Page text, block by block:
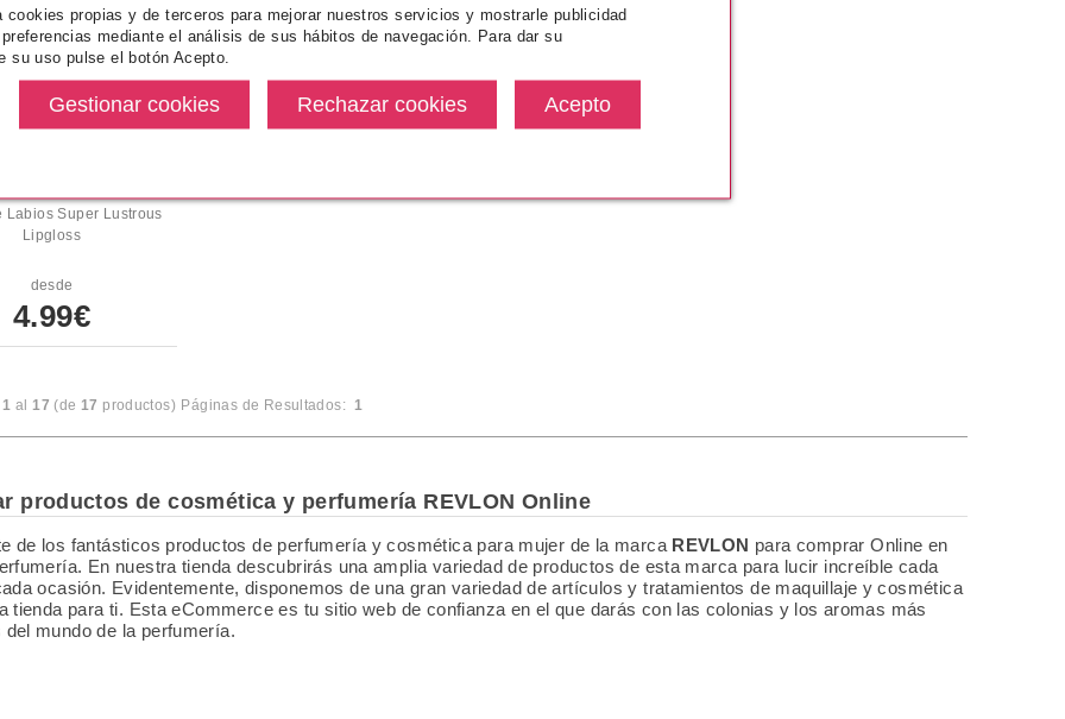
Labios Super Lustrous
Lipgloss
desde
4.99€
1 al17 (de 17 productos) Páginas de Resultados: 1
productos de cosmética y perfumería REVLON Online
de los fantásticos productos de perfumería y cosmética para mujer de la marca REVLON para comprar Online en
En nuestra tienda descubrirás una amplia variedad de productos de esta marca para lucir increíble cada
ocasión. Evidentemente, disponemos de una gran variedad de artículos y tratamientos de maquillaje y cosmética
tienda para ti. Esta eCommerce es tu sitio web de confianza en el que darás con las colonias y los aromas más
del mundo de la perfumería.
propias y de terceros para mejorar nuestros servicios y mostrarle publicidad
mediante el análisis de sus hábitos de navegación. Para dar su
su uso pulse el botón Acepto.